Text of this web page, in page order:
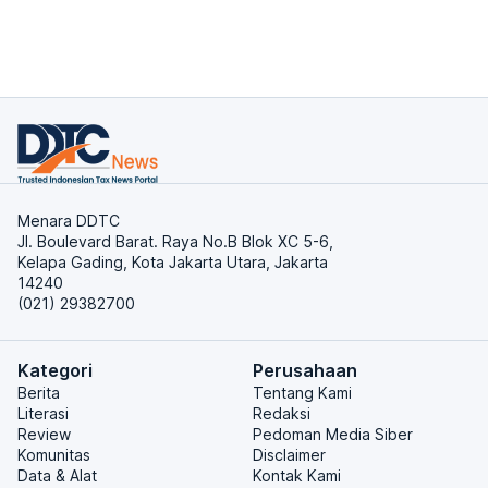
Menara DDTC
Jl. Boulevard Barat. Raya No.B Blok XC 5-6,
Kelapa Gading, Kota Jakarta Utara, Jakarta
14240
(021) 29382700
Kategori
Berita
Literasi
Review
Komunitas
Data & Alat
Perusahaan
Tentang Kami
Redaksi
Pedoman Media Siber
Disclaimer
Kontak Kami